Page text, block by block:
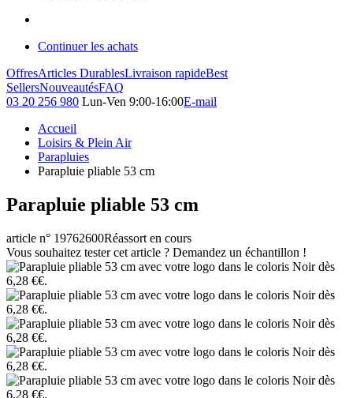
Continuer les achats
OffresArticles DurablesLivraison rapideBest
SellersNouveautésFAQ
03 20 256 980 Lun-Ven 9:00-16:00E-mail
Accueil
Loisirs & Plein Air
Parapluies
Parapluie pliable 53 cm
Parapluie pliable 53 cm
article n° 19762600Réassort en cours
Vous souhaitez tester cet article ? Demandez un échantillon !